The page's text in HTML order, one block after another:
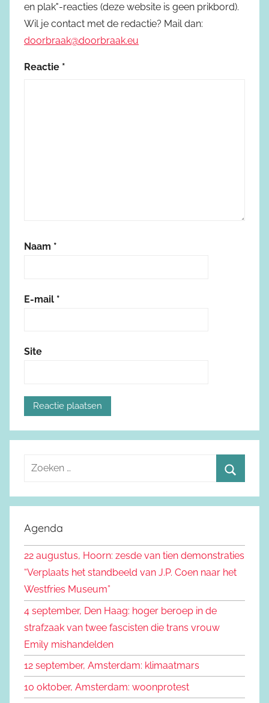
en plak"-reacties (deze website is geen prikbord).
Wil je contact met de redactie? Mail dan:
doorbraak@doorbraak.eu
Reactie *
Naam *
E-mail *
Site
e
e
n
r
:
o
e
n
Agenda
22 augustus, Hoorn: zesde van tien demonstraties
“Verplaats het standbeeld van J.P. Coen naar het
Westfries Museum”
4 september, Den Haag: hoger beroep in de
strafzaak van twee fascisten die trans vrouw
Emily mishandelden
12 september, Amsterdam: klimaatmars
10 oktober, Amsterdam: woonprotest